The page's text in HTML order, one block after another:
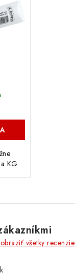
KG
všetky recenzie